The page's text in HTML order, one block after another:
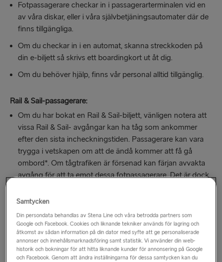
Fotpassagerare checkar in i passagerarterminalen vid en
av våra diskar, eller i våra självbetjäningsautomater där de
finns tillgängliga.
Om du checkar in i en automat, skanna streckkoden på
din e-biljett så skrivs ett boardingkort ut åt dig.
Om du behöver hjälp, finns vår personal alltid tillgänglig.
Rail & Sail-passagerare:
Om du har bokat en Rail & Sail-biljett, vänligen notera att
vissa Rail & Sail- avgångar kan ha tåg som ankommer
efter den sista incheckningstiden. Passagerare kan vara
trygga i vetskapen om att de ändå kommer att få gå
ombord*. Om tågtrafiken är försenad kan färjan avvakta
avgång för att ta emot dessa fotpassagerare. Det är dock
*Gäller inte för avgångar från Holyhead. Incheckningen för
Holyhead – Dublin stänger 40 minuter före avgång för
fotpassagerare. Om du inte anländer i tid för incheckning ser
vi till att du får plats på nästa tillgängliga avgång.
Samtycken
Din persondata behandlas av Stena Line och våra betrodda partners som
Google och Facebook. Cookies och liknande tekniker används för lagring och
åtkomst av sådan information på din dator med syfte att ge personaliserade
annonser och innehållsmarknadsföring samt statistik. Vi använder din web-
historik och bokningar för att hitta liknande kunder för annonsering på Google
och Facebook. Genom att ändra inställningarna för dessa samtycken kan du